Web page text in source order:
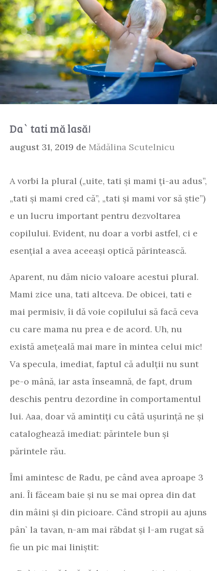
Da` tati mă lasă!
august 31, 2019 de Mădălina Scutelnicu
A vorbi la plural („uite, tati și mami ți-au adus”,
„tati și mami cred că”, „tati și mami vor să știe”)
e un lucru important pentru dezvoltarea
copilului. Evident, nu doar a vorbi astfel, ci e
esențial a avea aceeași optică părintească.
Aparent, nu dăm nicio valoare acestui plural.
Mami zice una, tati altceva. De obicei, tati e
mai permisiv, îi dă voie copilului să facă ceva
cu care mama nu prea e de acord. Uh, nu
există amețeală mai mare în mintea celui mic!
Va specula, imediat, faptul că adulții nu sunt
pe-o mână, iar asta înseamnă, de fapt, drum
deschis pentru dezordine în comportamentul
lui. Aaa, doar vă amintiți cu câtă ușurință ne și
cataloghează imediat: părintele bun și
părintele rău.
Îmi amintesc de Radu, pe când avea aproape 3
ani. Îi făceam baie și nu se mai oprea din dat
din mâini și din picioare. Când stropii au ajuns
pân` la tavan, n-am mai răbdat și l-am rugat să
fie un pic mai liniștit: